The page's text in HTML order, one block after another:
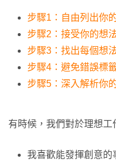
步驟1：自由列出你
步驟2：接受你的想
步驟3：找出每個想
步驟4：避免錯誤標
步驟5：深入解析你
有時候，我們對於理想工
我喜歡能發揮創意的